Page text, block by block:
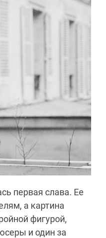
первая слава. Ее
а картина
фигурой,
и один за